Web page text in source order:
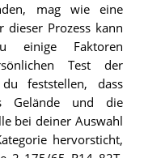
mag wie eine
dieser Prozess kann
einige Faktoren
Test der
feststellen, dass
Gelände und die
bei deiner Auswahl
hervorsticht,